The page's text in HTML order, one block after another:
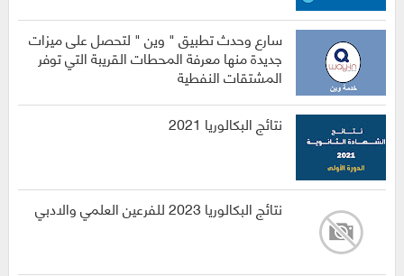
سارع وحدث تطبيق " وين " لتحصل على ميزات
جديدة منها معرفة المحطات القريبة التي توفر
المشتقات النفطية
نتائج البكالوريا 2021
نتائج البكالوريا 2023 للفرعين العلمي والادبي